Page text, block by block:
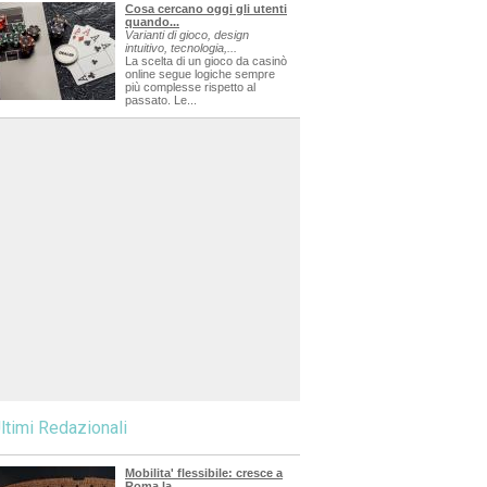
Cosa cercano oggi gli utenti
quando...
Varianti di gioco, design
intuitivo, tecnologia,...
La scelta di un gioco da casinò
online segue logiche sempre
più complesse rispetto al
passato. Le...
Redazionali
Mobilita' flessibile: cresce a